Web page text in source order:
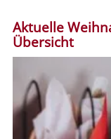
Aktuelle
Übersicht